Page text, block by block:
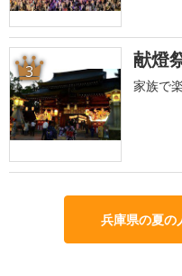
3 献燈
家族で
兵庫県の夏の